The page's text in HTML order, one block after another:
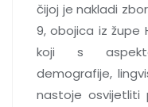
čijoj je nakladi
9, obojica iz župe
koji s
demografije,
nastoje osvijetliti